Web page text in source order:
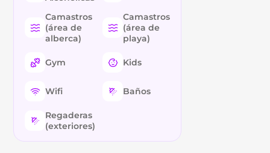
Camastros
(área de
alberca)
Camastros
(área de
playa)
Gym Kids
Wifi Baños
Regaderas
(exteriores)